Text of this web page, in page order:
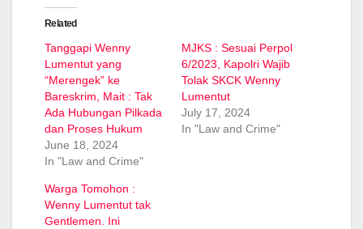
Related
Tanggapi Wenny
Lumentut yang
“Merengek” ke
Bareskrim, Mait : Tak
Ada Hubungan Pilkada
dan Proses Hukum
June 18, 2024
In "Law and Crime"
MJKS : Sesuai Perpol
6/2023, Kapolri Wajib
Tolak SKCK Wenny
Lumentut
July 17, 2024
In "Law and Crime"
Warga Tomohon :
Wenny Lumentut tak
Gentlemen. Ini